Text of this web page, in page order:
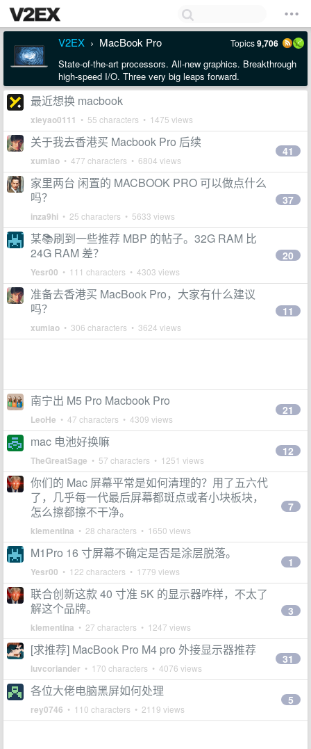
V2EX › MacBook Pro Topics9,706
State-of-the-art processors. All-new graphics. Breakthrough
high-speed I/O. Three very big leaps forward.
最近想换 macbook
xieyao0111 • 55 characters • 1475 views
关于我去香港买 Macbook Pro 后续
xumiao • 477 characters • 6804 views
41
家里两台 闲置的 MACBOOK PRO 可以做点什么
吗？
inza9hi • 25 characters • 5633 views
37
某📚刷到一些推荐 MBP 的帖子。32G RAM 比
24G RAM 差？
Yesr00 • 111 characters • 4303 views
20
准备去香港买 MacBook Pro，大家有什么建议
吗？
xumiao • 306 characters • 3624 views
11
南宁出 M5 Pro Macbook Pro
LeoHe • 47 characters • 4309 views
21
mac 电池好换嘛
TheGreatSage • 57 characters • 1251 views
12
你们的 Mac 屏幕平常是如何清理的？用了五六代
了，几乎每一代最后屏幕都斑点或者小块板块，
怎么擦都擦不干净。
klementina • 28 characters • 1650 views
7
M1Pro 16 寸屏幕不确定是否是涂层脱落。
Yesr00 • 122 characters • 1779 views
1
联合创新这款 40 寸准 5K 的显示器咋样，不太了
解这个品牌。
klementina • 27 characters • 1247 views
3
[求推荐] MacBook Pro M4 pro 外接显示器推荐
luvcoriander • 170 characters • 4076 views
31
各位大佬电脑黑屏如何处理
rey0746 • 110 characters • 2119 views
5